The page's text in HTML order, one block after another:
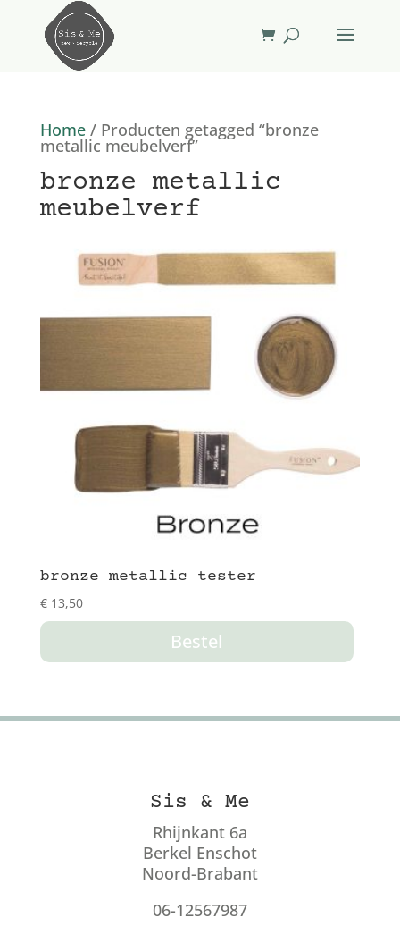
Home/ Producten getagged “bronze
metallic meubelverf”
bronze metallic
meubelverf
bronze metallic tester
€13,50
Bestel
Sis & Me
Rhijnkant 6a
Berkel Enschot
Noord-Brabant
06-12567987